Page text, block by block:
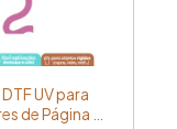
UV para
de Página -